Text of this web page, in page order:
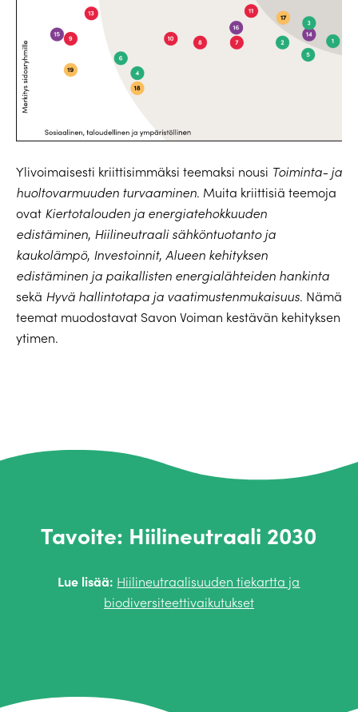
Ylivoimaisesti kriittisimmäksi teemaksi nousi Toiminta- ja
huoltovarmuuden turvaaminen. Muita kriittisiä teemoja
ovat Kiertotalouden ja energiatehokkuuden
edistäminen, Hiilineutraali sähköntuotanto ja
kaukolämpö, Investoinnit, Alueen kehityksen
edistäminen ja paikallisten energialähteiden hankinta
sekä Hyvä hallintotapa ja vaatimustenmukaisuus. Nämä
teemat muodostavat Savon Voiman kestävän kehityksen
ytimen.
Tavoite: Hiilineutraali 2030
Lue lisää: Hiilineutraalisuuden tiekartta ja
biodiversiteettivaikutukset